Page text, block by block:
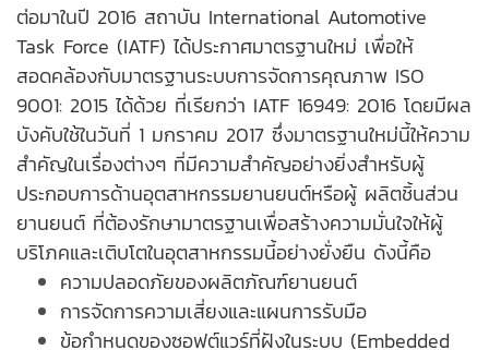
ต่อมาในปี 2016 สถาบัน International Automotive
Task Force (IATF) ได้ประกาศมาตรฐานใหม่ เพื่อให้
สอดคล้องกับมาตรฐานระบบการจัดการคุณภาพ ISO
9001: 2015 ได้ด้วย ที่เรียกว่า IATF 16949: 2016 โดยมีผล
บังคับใช้ในวันที่ 1 มกราคม 2017 ซึ่งมาตรฐานใหม่นี้ให้ความ
สำคัญในเรื่องต่างๆ ที่มีความสำคัญอย่างยิ่งสำหรับผู้
ประกอบการด้านอุตสาหกรรมยานยนต์หรือผู้ ผลิตชิ้นส่วน
ยานยนต์ ที่ต้องรักษามาตรฐานเพื่อสร้างความมั่นใจให้ผู้
บริโภคและเติบโตในอุตสาหกรรมนี้อย่างยั่งยืน ดังนี้คือ
ความปลอดภัยของผลิตภัณฑ์ยานยนต์
การจัดการความเสี่ยงและแผนการรับมือ
ข้อกำหนดของซอฟต์แวร์ที่ฝังในระบบ (Embedded